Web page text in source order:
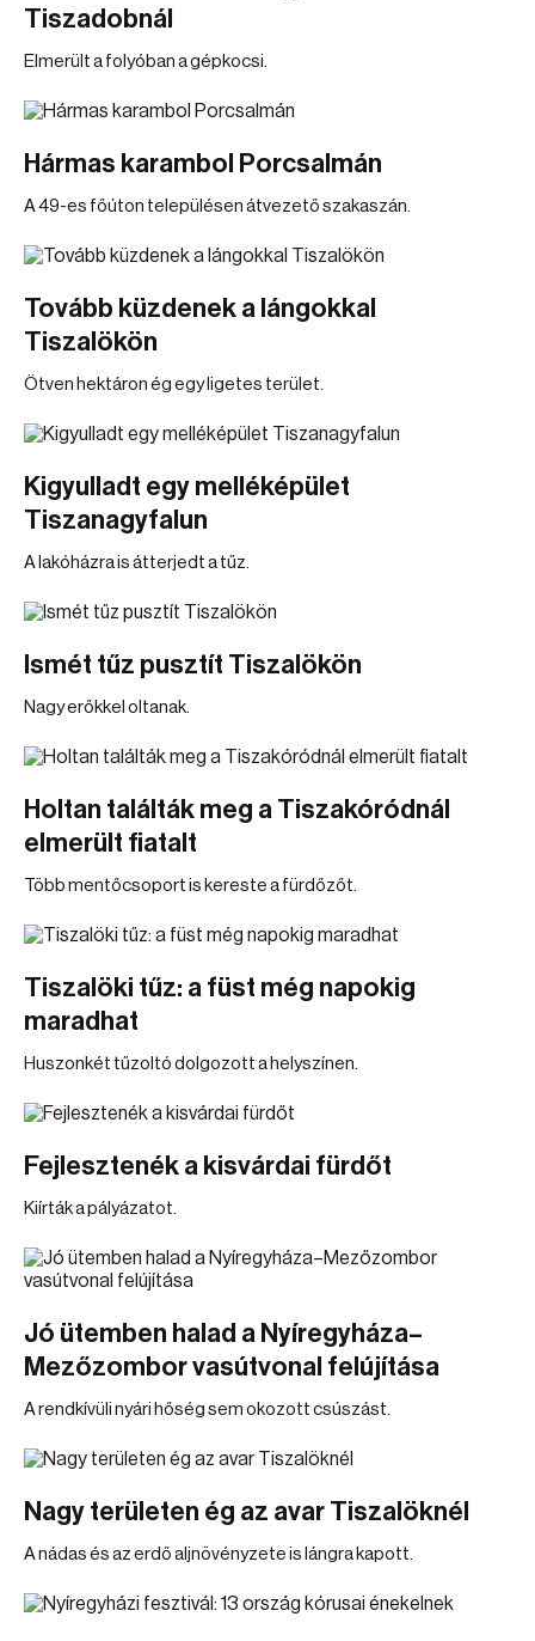
Tiszadobnál
Elmerült a folyóban a gépkocsi.
Hármas karambol Porcsalmán
A 49-es főúton településen átvezető szakaszán.
Tovább küzdenek a lángokkal
Tiszalökön
Ötven hektáron ég egy ligetes terület.
Kigyulladt egy melléképület
Tiszanagyfalun
A lakóházra is átterjedt a tűz.
Ismét tűz pusztít Tiszalökön
Nagy erőkkel oltanak.
Holtan találták meg a Tiszakóródnál
elmerült fiatalt
Több mentőcsoport is kereste a fürdőzőt.
Tiszalöki tűz: a füst még napokig
maradhat
Huszonkét tűzoltó dolgozott a helyszínen.
Fejlesztenék a kisvárdai fürdőt
Kiírták a pályázatot.
Jó ütemben halad a Nyíregyháza–
Mezőzombor vasútvonal felújítása
A rendkívüli nyári hőség sem okozott csúszást.
Nagy területen ég az avar Tiszalöknél
A nádas és az erdő aljnövényzete is lángra kapott.